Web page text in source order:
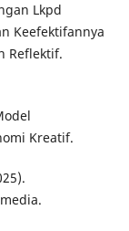
Lkpd
Keefektifannya
Reflektif.
Kreatif.